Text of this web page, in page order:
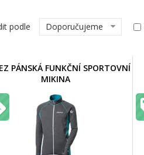
podle Doporučujeme
PÁNSKÁ FUNKČNÍ SPORTOVNÍ
MIKINA